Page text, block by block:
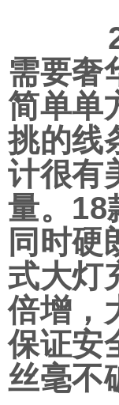
2018
需要奢
简单单
挑的线
计很有
量。18
同时硬
式大灯
倍增，
保证安
丝毫不